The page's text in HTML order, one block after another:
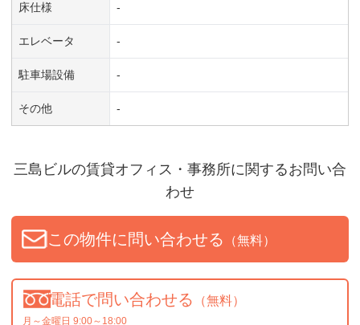
床仕様 -
エレベータ -
駐車場設備 -
その他 -
三島ビルの賃貸オフィス・事務所に関するお問い合
わせ
この物件に問い合わせる （無料）
電話で問い合わせる （無料）
月～金曜日 9:00～18:00